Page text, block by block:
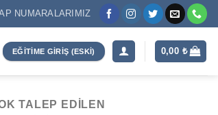
NUMARALARIMIZ
EĞITIME GIRIŞ (ESKI) 0,00 ₺
TALEP EDILEN